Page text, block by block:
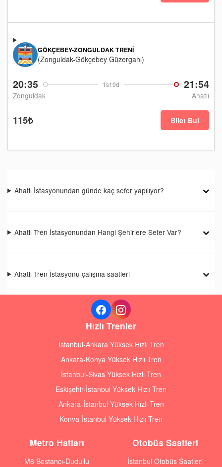
20:35 1s19d 21:54
Zonguldak Ahatlı
GÖKÇEBEY-ZONGULDAK TRENI
(Zonguldak-Gökçebey Güzergahı)
115₺ Bilet Bul
Ahatlı İstasyonundan günde kaç sefer yapılıyor?
Ahatlı Tren İstasyonundan Hangi Şehirlere Sefer Var?
Ahatlı Tren İstasyonu çalışma saatleri
Hızlı Trenler
İstanbul-Ankara Yüksek Hızlı Tren
Ankara-Konya Yüksek Hızlı Tren
İstanbul-Sivas Yüksek Hızlı Tren
Eskişehir-İstanbul Yüksek Hızlı Tren
Ankara-İstanbul Yüksek Hızlı Tren
Konya-İstanbul Yüksek Hızlı Tren
Metro Hatları
M8 Bostancı-Dudullu
Otobüs Saatleri
İstanbul Otobüs Saatleri